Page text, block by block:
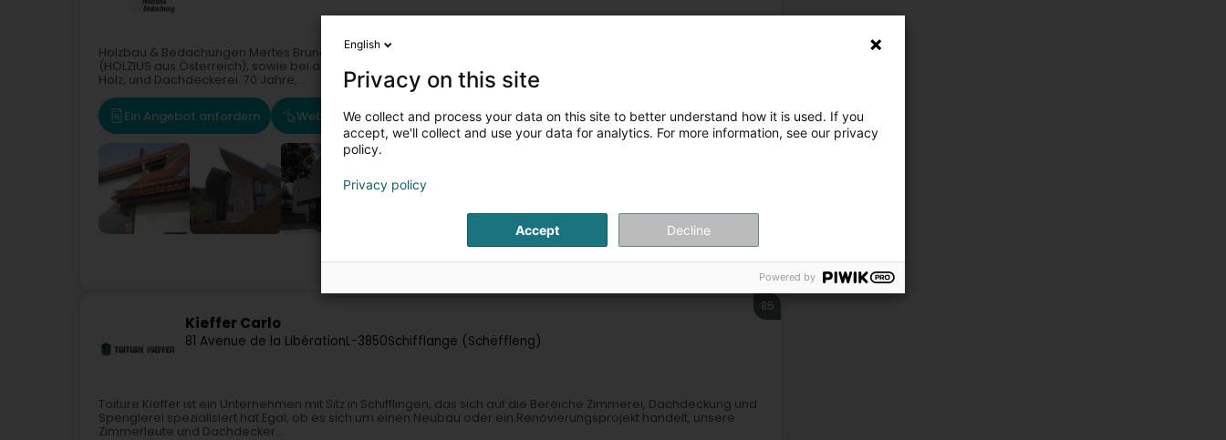
Holzbau & Bedachungen Mertes Bruno befindet sich in Clervaux und begleitet Sie beim Bau eines Ökohauses
(HOLZIUS aus Österreich), sowie bei allen Dachdecker- und Dacharbeiten.Mit 70 Jahren Erfahrung im Handel mit
Holz, und Dachdeckerei. 70 Jahre,...
Ein Angebot anfordern Website Route
Bedachung und Dächer Überdachung Renovierung Zimmerei
Kieffer Carlo
81 Avenue de la LibérationL-3850Schifflange (Schëffleng)
85
Toiture Kieffer ist ein Unternehmen mit Sitz in Schifflingen, das sich auf die Bereiche Zimmerei, Dachdeckung und
Spenglerei spezialisiert hat.Egal, ob es sich um einen Neubau oder ein Renovierungsprojekt handelt, unsere
Zimmerleute und Dachdecker...
English
Privacy on this site
We collect and process your data on this site to better understand how it is used. If you
accept, we'll collect and use your data for analytics. For more information, see our privacy
policy.
Privacy policy
Accept Decline
Powered by